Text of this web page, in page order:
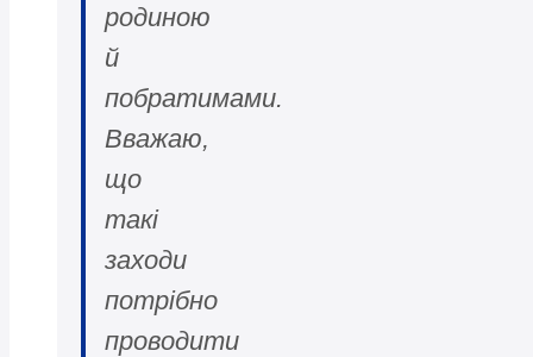
родиною
й
побратимами.
Вважаю,
що
такі
заходи
потрібно
проводити